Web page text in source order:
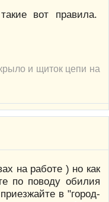
вот правила.
и щиток цепи на
на работе ) но как
по поводу обилия
в "город-